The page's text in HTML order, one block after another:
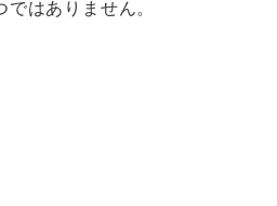
はありません。